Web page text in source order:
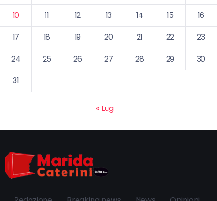
10
11 12 13 14 15
16
17
18 19 20 21 22
23
24
25 26 27 28 29
30
31
« Lug